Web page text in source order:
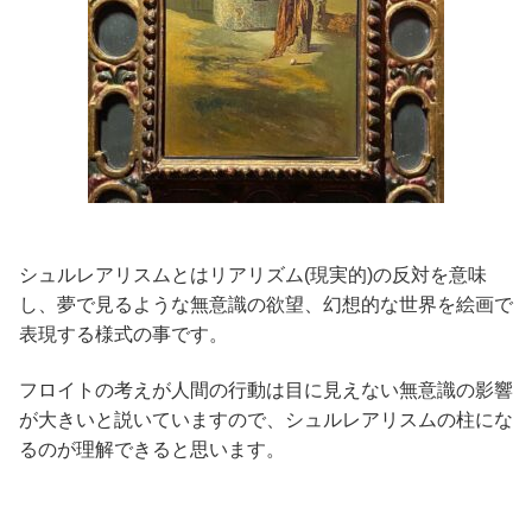
シュルレアリスムとはリアリズム(現実的)の反対を意味
し、夢で見るような無意識の欲望、幻想的な世界を絵画で
表現する様式の事です。
フロイトの考えが人間の行動は目に見えない無意識の影響
が大きいと説いていますので、シュルレアリスムの柱にな
るのが理解できると思います。